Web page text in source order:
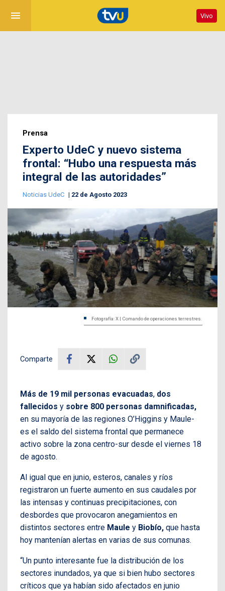
menu Vivo
Prensa
Experto UdeC y nuevo sistema
frontal: “Hubo una respuesta más
integral de las autoridades”
Noticias UdeC 22 de Agosto 2023
Fotografía: X | Comando de operaciones terrestres.
Comparte
Más de 19 mil personas evacuadas, dos
fallecidos y sobre 800 personas damnificadas,
en su mayoría de las regiones O’Higgins y Maule-
es el saldo del sistema frontal que permanece
activo sobre la zona centro-sur desde el viernes 18
de agosto.
Al igual que en junio, esteros, canales y ríos
registraron un fuerte aumento en sus caudales por
las intensas y continuas precipitaciones, con
desbordes que provocaron anegamientos en
distintos sectores entre Maule y Biobío, que hasta
hoy mantenían alertas en varias de sus comunas.
“Un punto interesante fue la distribución de los
sectores inundados, ya que si bien hubo sectores
críticos que ya habían sido afectados en junio